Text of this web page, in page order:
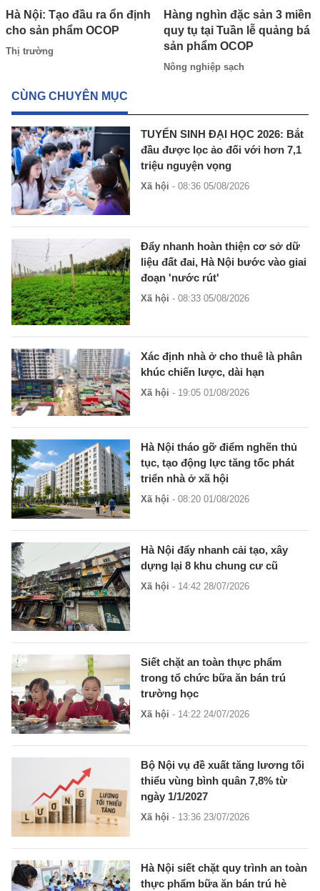
Hà Nội: Tạo đầu ra ổn định
cho sản phẩm OCOP
Thị trường
Hàng nghìn đặc sản 3 miền
quy tụ tại Tuần lễ quảng bá
sản phẩm OCOP
Nông nghiệp sạch
CÙNG CHUYÊN MỤC
TUYỂN SINH ĐẠI HỌC 2026: Bắt
đầu được lọc ảo đối với hơn 7,1
triệu nguyện vọng
Xã hội - 08:36 05/08/2026
Đẩy nhanh hoàn thiện cơ sở dữ
liệu đất đai, Hà Nội bước vào giai
đoạn 'nước rút'
Xã hội - 08:33 05/08/2026
Xác định nhà ở cho thuê là phân
khúc chiến lược, dài hạn
Xã hội - 19:05 01/08/2026
Hà Nội tháo gỡ điểm nghẽn thủ
tục, tạo động lực tăng tốc phát
triển nhà ở xã hội
Xã hội - 08:20 01/08/2026
Hà Nội đẩy nhanh cải tạo, xây
dựng lại 8 khu chung cư cũ
Xã hội - 14:42 28/07/2026
Siết chặt an toàn thực phẩm
trong tổ chức bữa ăn bán trú
trường học
Xã hội - 14:22 24/07/2026
Bộ Nội vụ đề xuất tăng lương tối
thiểu vùng bình quân 7,8% từ
ngày 1/1/2027
Xã hội - 13:36 23/07/2026
Hà Nội siết chặt quy trình an toàn
thực phẩm bữa ăn bán trú hè